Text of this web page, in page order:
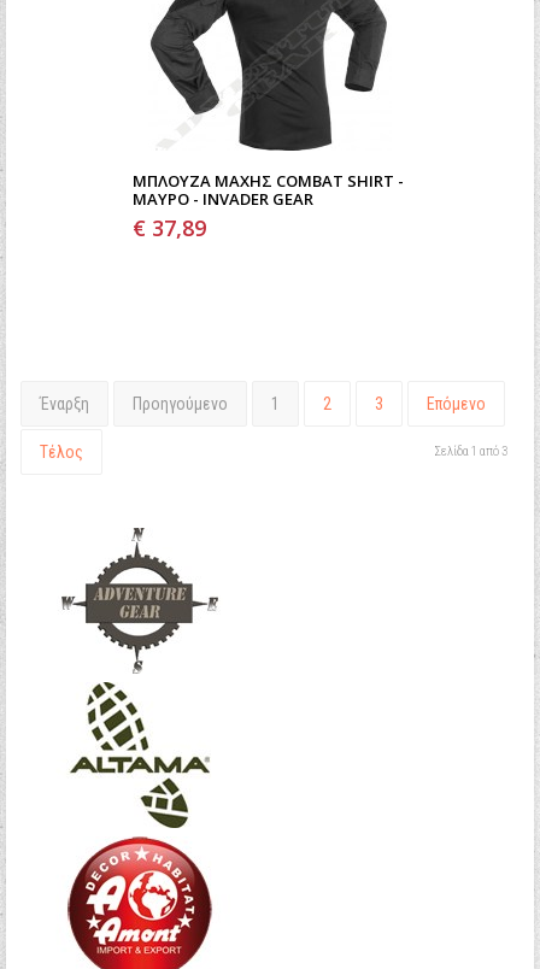
ΜΠΛΟΎΖΑ ΜΆΧΗΣ COMBAT SHIRT -
ΜΑΎΡΟ - INVADER GEAR
€ 37,89
Έναρξη Προηγούμενο 1 2 3 Επόμενο
Τέλος Σελίδα 1 από 3